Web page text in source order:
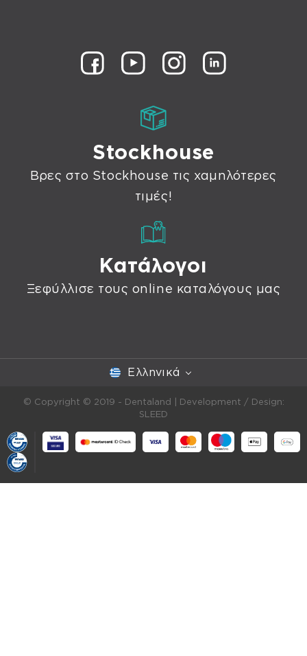
Stockhouse
Βρες στο Stockhouse τις χαμηλότερες
τιμές!
Κατάλογοι
Ξεφύλλισε τους online καταλόγους μας
Ελληνικά
© Copyright © 2019 - Dentaland |
Development / Design:
SLEED